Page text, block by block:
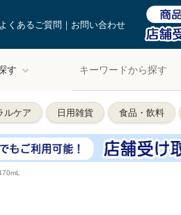
よくあるご質問 お問い合わせ
す
ルケア 日用雑貨 食品・飲料